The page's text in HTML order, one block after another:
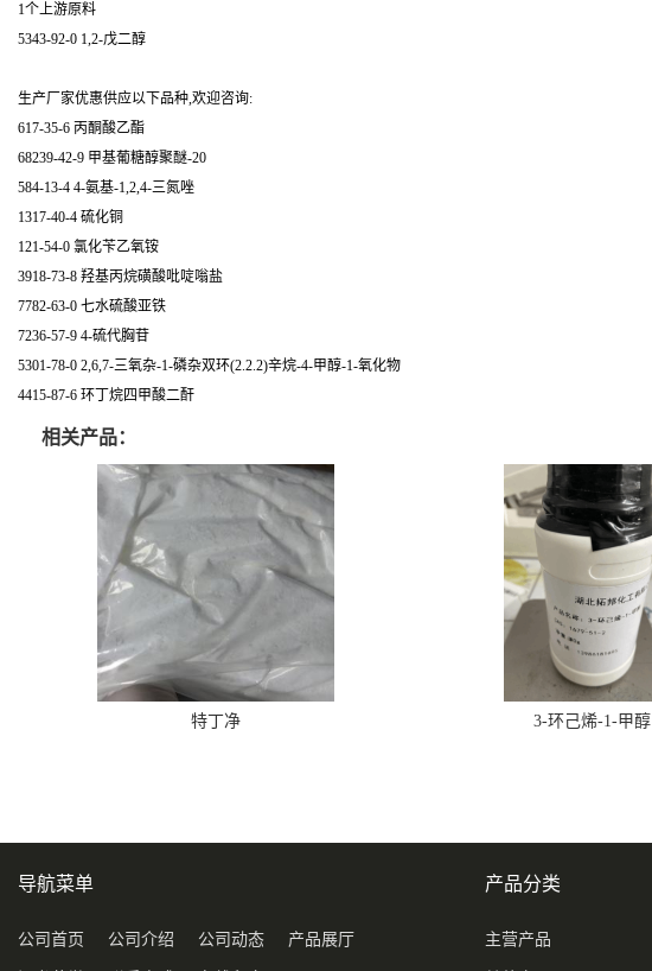
1个上游原料
5343-92-0 1,2-戊二醇
生产厂家优惠供应以下品种,欢迎咨询:
617-35-6 丙酮酸乙酯
68239-42-9 甲基葡糖醇聚醚-20
584-13-4 4-氨基-1,2,4-三氮唑
1317-40-4 硫化铜
121-54-0 氯化苄乙氧铵
3918-73-8 羟基丙烷磺酸吡啶嗡盐
7782-63-0 七水硫酸亚铁
7236-57-9 4-硫代胸苷
5301-78-0 2,6,7-三氧杂-1-磷杂双环(2.2.2)辛烷-4-甲醇-1-氧化物
4415-87-6 环丁烷四甲酸二酐
相关产品：
特丁净 3-环己烯-1-甲醇
导航菜单
公司首页 公司介绍 公司动态 产品展厅
产品分类
主营产品